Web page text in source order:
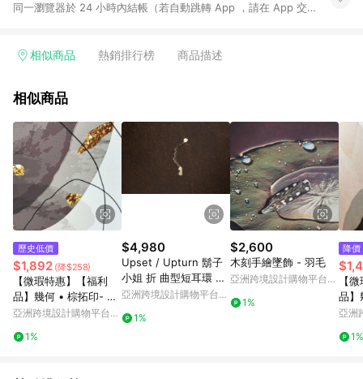
同一瀏覽器於 24 小時內結帳（若自動跳轉 App ，請在 App 交
回饋訂單不得享有 Pinkoi 站方優惠，例如首購優惠，P coins，
行為，不具贈點資格，部分退款不在此限。 6. APP 請更新至
貨後 45 天後發送。 8. 群眾募資商品，禮物卡，開館保證金，補
運費，攤位費等不具贈點資格。 9. LINE 購物站上之商品規格、
顏色、價位、贈品如與 Pinkoi 商品資訊頁及購物車不符，以
Pinkoi 購物商品資訊頁及購物車標示為準。 10. 點數紅包使用規
則請以點數紅包活動說明為準。 11. 若於 LINE 購物前往 Pinkoi
頁面後才首次下載 Pinkoi APP 並完成訂單，不符合導購資格；承
上，首次下載 Pinkoi APP 後，需透過 LINE 購物前往 Pinkoi 頁
相似商品 熱銷排行榜 商品描述
相似商品
歷史低價
$1,892 (降$258)
【微瑕特惠】【福利
品】幾何 • 棕拓印- 幾
何掛畫/居家佈置/掛畫
亞洲跨境設計購物平台
1%
$4,980
Upset / Upturn 鬍子
小姐 折 曲型短耳環 Cu
rved Short Earring
亞洲跨境設計購物平台
1%
$2,600
木刻手繪墜飾 - 羽毛
亞洲跨境設計購物平台
1%
降價
【
品】
I- 臥
亞洲
1%